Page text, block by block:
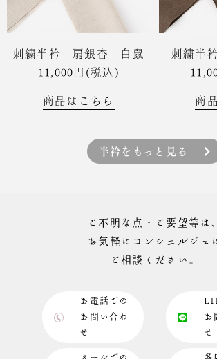
刺繍半衿 扇銀杏 白鼠
11,000円(税込)
商品はこちら
刺繍半
商
半衿をもっと見る
ご不明な点・ご要望等は、
お気軽にコンシェルジュ
ご相談ください。
お電話での
お問い合わ
せ
お
せ